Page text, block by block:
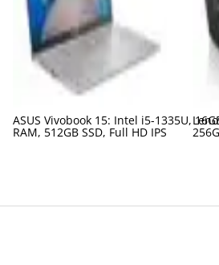
ASUS Vivobook 15: Intel i5-1335U,
RAM, 512GB SSD, Full HD IPS